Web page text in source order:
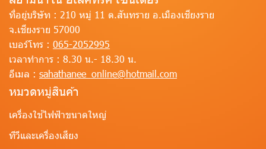
ที่อยู่บริษัท : 210 หมู่ 11 ต.สันทราย อ.เมืองเชียงราย
จ.เชียงราย 57000
เบอร์โทร : 065-2052995
เวลาทำการ : 8.30 น.- 18.30 น.
อีเมล : sahathanee_online@hotmail.com
หมวดหมู่สินค้า
เครื่องใช้ไฟฟ้าขนาดใหญ่
ทีวีและเครื่องเสียง